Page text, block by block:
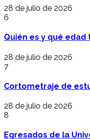
28 de julio de 2026
6
Quién es y qué edad
28 de julio de 2026
7
Cortometraje de
28 de julio de 2026
8
Egresados de la